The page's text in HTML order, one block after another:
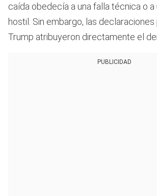
caída obedecía a una falla técnica o a
hostil. Sin embargo, las
Trump atribuyeron directamente el
PUBLICIDAD